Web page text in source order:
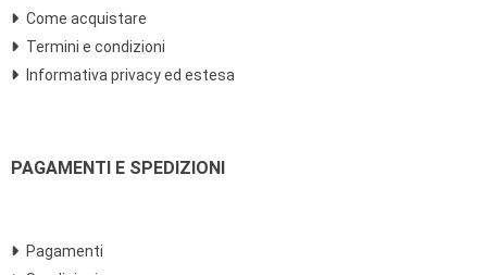
Come acquistare
Termini e condizioni
Informativa privacy ed estesa
PAGAMENTI E SPEDIZIONI
Pagamenti